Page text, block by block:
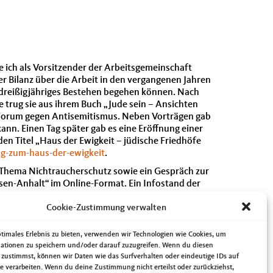
Cookie-Zustimmung verwalten
Erlebnis zu bieten, verwenden wir Technologien wie Cookies, um
zu speichern und/oder darauf zuzugreifen. Wenn du diesen
zustimmst, können wir Daten wie das Surfverhalten oder eindeutige IDs auf
verarbeiten. Wenn du deine Zustimmung nicht erteilst oder zurückziehst,
ich als Vorsitzender der Arbeitsgemeinschaft
Bilanz über die Arbeit in den vergangenen Jahren
Bestehen begehen können. Nach
sie aus ihrem Buch „Jude sein – Ansichten
gegen Antisemitismus. Neben Vorträgen gab
Einen Tag später gab es eine Eröffnung einer
Titel „Haus der Ewigkeit – jüdische Friedhöfe
zum-haus-der-ewigkeit.
Nichtraucherschutz sowie ein Gespräch zur
Anhalt“ im Online-Format. Ein Infostand der
Anne Frank, im Rahmen der Aktion
der Privatschulen Sachsen-Anhalt. Die Bosch-
am gleichen Tag eine neue Außenstelle im
der Kommunalpolitischen Vereinigung der